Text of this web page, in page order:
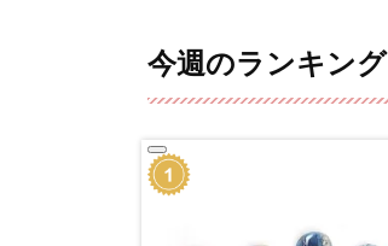
今週のランキング